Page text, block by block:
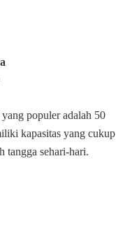
populer adalah 50
kapasitas yang cukup
tangga sehari-hari.